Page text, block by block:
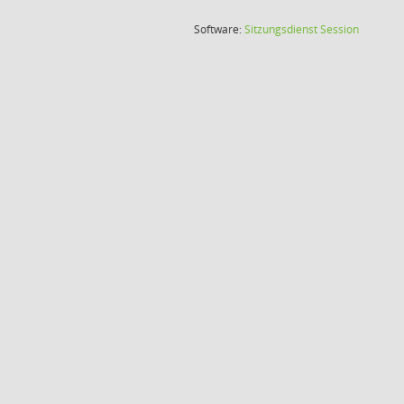
Software:SitzungsdienstSession(Wird in